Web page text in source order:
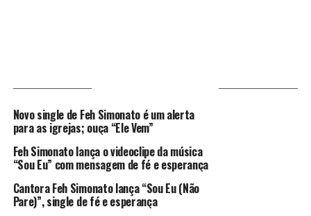
Novo single de Feh Simonato é um alerta
para as igrejas; ouça “Ele Vem”
Feh Simonato lança o videoclipe da música
“Sou Eu” com mensagem de fé e esperança
Cantora Feh Simonato lança “Sou Eu (Não
Pare)”, single de fé e esperança